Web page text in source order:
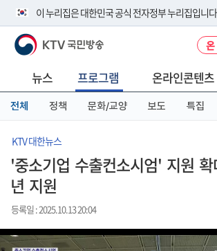
이 누리집은 대한민국 공식 전자정부 누리집입니
공식 누리집 주소 확인하기
니다.
이밖에 or.kr 또는 .kr등 다른 도메인 주소를 사용하
서 도메인 주소를 확인해 보세요
KTV 국민방송 온
뉴스 프로그램 온라인콘텐츠
전체 정책 문화/교양 보도 특집
KTV 대한뉴스
'중소기업 수출컨소시엄' 지원
년 지원
등록일 : 2025.10.13 20:04